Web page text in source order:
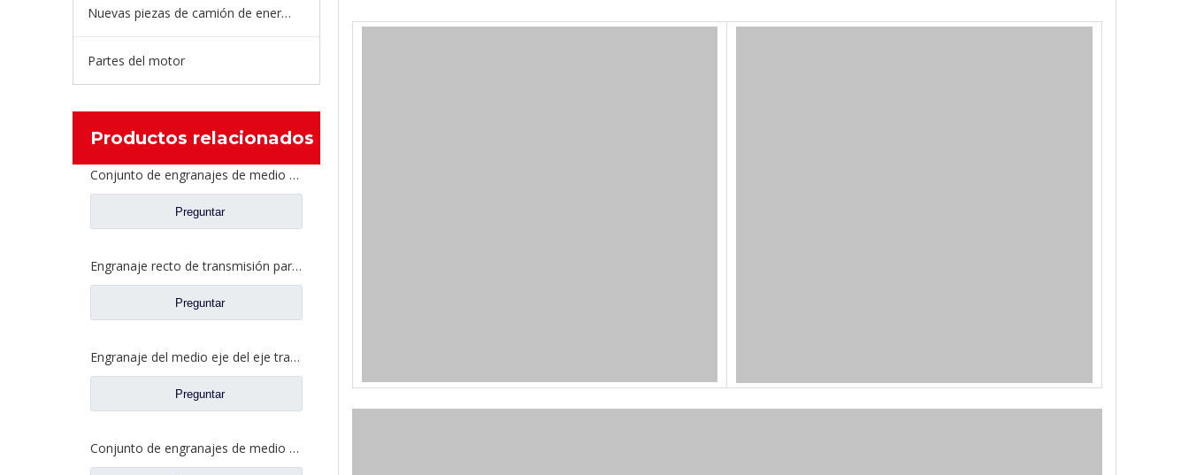
Nuevas piezas de camión de energía
Partes del motor
Productos relacionados
Conjunto de engranajes de medio eje trasero para repuestos de camiones Ford CE0400A0-5
Preguntar
Engranaje recto de transmisión para piezas de camiones Fuwa CD0406M0-2
Preguntar
Engranaje del medio eje del eje trasero para los recambios CE0402M0-9 del camión de Ford
Preguntar
Conjunto de engranajes de medio eje trasero para repuestos de camiones Ford CD0041A0-6